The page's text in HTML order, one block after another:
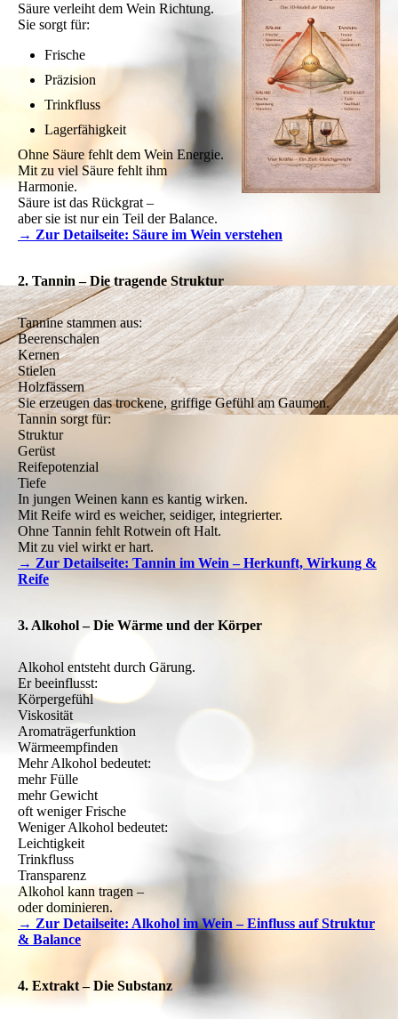
Säure verleiht dem Wein Richtung.
Sie sorgt für:
Frische
Präzision
Trinkfluss
Lagerfähigkeit
Ohne Säure fehlt dem Wein Energie.
Mit zu viel Säure fehlt ihm
Harmonie.
Säure ist das Rückgrat –
aber sie ist nur ein Teil der Balance.
→ Zur Detailseite: Säure im Wein verstehen
2. Tannin – Die tragende Struktur
Tannine stammen aus:
Beerenschalen
Kernen
Stielen
Holzfässern
Sie erzeugen das trockene, griffige Gefühl am Gaumen.
Tannin sorgt für:
Struktur
Gerüst
Reifepotenzial
Tiefe
In jungen Weinen kann es kantig wirken.
Mit Reife wird es weicher, seidiger, integrierter.
Ohne Tannin fehlt Rotwein oft Halt.
Mit zu viel wirkt er hart.
→ Zur Detailseite: Tannin im Wein – Herkunft, Wirkung &
Reife
3. Alkohol – Die Wärme und der Körper
Alkohol entsteht durch Gärung.
Er beeinflusst:
Körpergefühl
Viskosität
Aromaträgerfunktion
Wärmeempfinden
Mehr Alkohol bedeutet:
mehr Fülle
mehr Gewicht
oft weniger Frische
Weniger Alkohol bedeutet:
Leichtigkeit
Trinkfluss
Transparenz
Alkohol kann tragen –
oder dominieren.
→ Zur Detailseite: Alkohol im Wein – Einfluss auf Struktur
& Balance
4. Extrakt – Die Substanz